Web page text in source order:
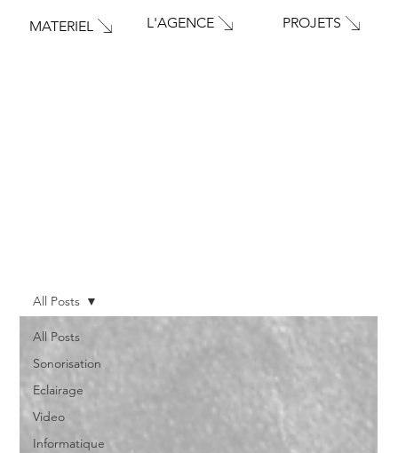
PROJETS
MATERIEL L'AGENCE
All Posts
Sonorisation
Eclairage
Video
Informatique
All Posts